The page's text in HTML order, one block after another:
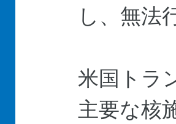
し、無法
米国トラ
主要な核